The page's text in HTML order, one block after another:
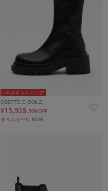
5％ポイントバック
ODETTE E ODILE
¥15,92820%OFF
タイムセール NEW